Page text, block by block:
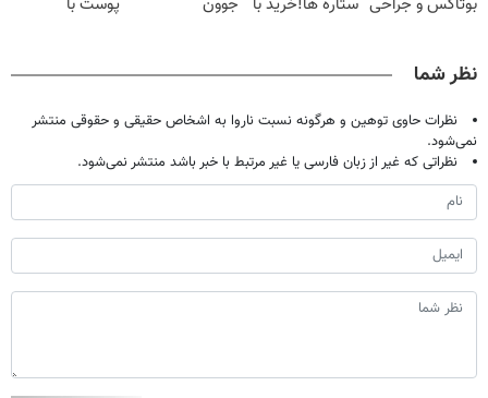
بوتاکس و جراحی ستاره ها!خرید با
جوون
پوست با
نظر شما
نظرات حاوی توهین و هرگونه نسبت ناروا به اشخاص حقیقی و حقوقی منتشر
نمی‌شود.
نظراتی که غیر از زبان فارسی یا غیر مرتبط با خبر باشد منتشر نمی‌شود.